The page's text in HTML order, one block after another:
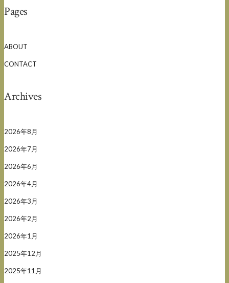
Pages
ABOUT
CONTACT
Archives
2026年8月
2026年7月
2026年6月
2026年4月
2026年3月
2026年2月
2026年1月
2025年12月
2025年11月